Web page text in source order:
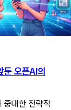
둔 오픈AI의
중대한 전략적